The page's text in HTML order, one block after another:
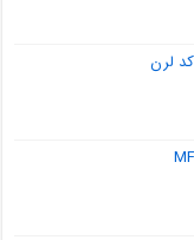
کد لرن